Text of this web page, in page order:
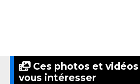
Ces photos et
vous intéresser